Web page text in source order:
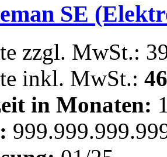
SE
zzgl. MwSt.:
inkl. MwSt.:
in Monaten: